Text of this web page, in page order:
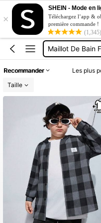
×
SHEIN - Mode en
Téléchargez l’app &
première commande !
(1,345)
Short Jeans
Squishy
Maillot De Bain
Squishy
Recommander Les plus
Taille